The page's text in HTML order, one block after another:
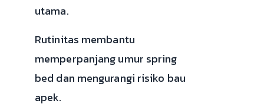
utama.
Rutinitas membantu
memperpanjang umur spring
bed dan mengurangi risiko bau
apek.